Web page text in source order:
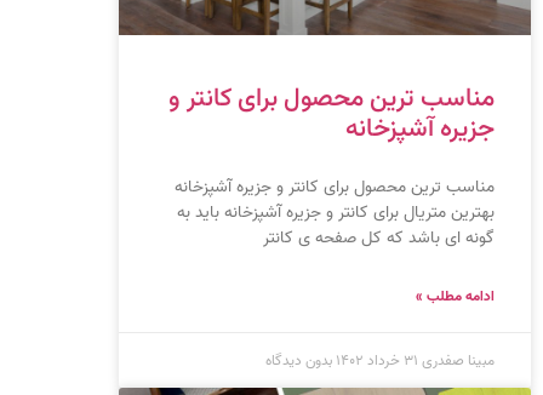
مناسب ترین محصول برای کانتر و
جزیره آشپزخانه
مناسب ترین محصول برای کانتر و جزیره آشپزخانه
بهترین متریال برای کانتر و جزیره آشپزخانه باید به
گونه ای باشد که کل صفحه ی کانتر
ادامه مطلب »
مبینا صفدری ۳۱ خرداد ۱۴۰۲ بدون دیدگاه